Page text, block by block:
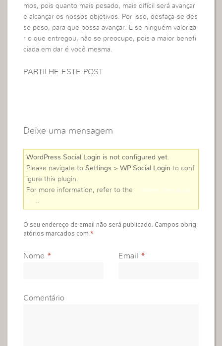
mos, pois quanto mais pesado, mais difícil será avançar
e alcançar os nossos objetivos. Por isso, desfaça-se des
se peso, para que possa avançar. E se ninguém valoriza
r o que entregou, não se preocupe, pois a maior benefi
ciada em dar é você mesma.
PARTILHE ESTE POST
Deixe uma mensagem
WordPress Social Login is not configured yet
Please navigate to Settings > WP Social Login to conf
igure this plugin.
For more information, refer to the
online user guid
e
O seu endereço de email não será publicado. Campos obrig
atórios marcados com*
Nome * Email *
Comentário